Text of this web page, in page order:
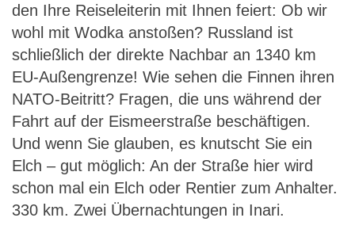
den Ihre Reiseleiterin mit Ihnen feiert: Ob wir
wohl mit Wodka anstoßen? Russland ist
schließlich der direkte Nachbar an 1340 km
EU-Außengrenze! Wie sehen die Finnen ihren
NATO-Beitritt? Fragen, die uns während der
Fahrt auf der Eismeerstraße beschäftigen.
Und wenn Sie glauben, es knutscht Sie ein
Elch – gut möglich: An der Straße hier wird
schon mal ein Elch oder Rentier zum Anhalter.
330 km. Zwei Übernachtungen in Inari.